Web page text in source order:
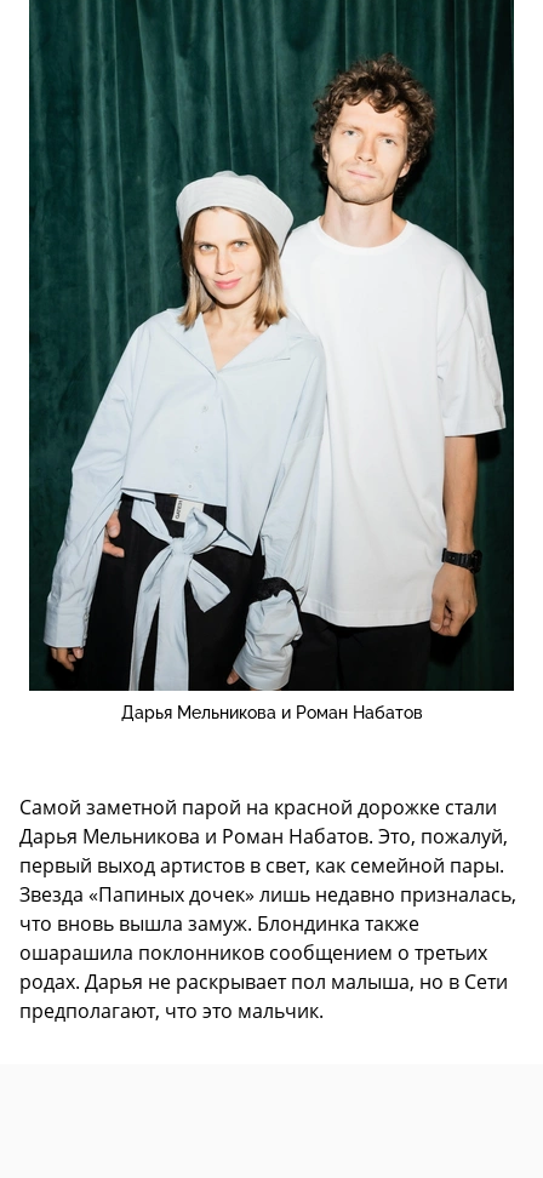
Дарья Мельникова и Роман Набатов
Самой заметной парой на красной дорожке стали
Дарья Мельникова и Роман Набатов. Это, пожалуй,
первый выход артистов в свет, как семейной пары.
Звезда «Папиных дочек» лишь недавно призналась,
что вновь вышла замуж. Блондинка также
ошарашила поклонников сообщением о третьих
родах. Дарья не раскрывает пол малыша, но в Сети
предполагают, что это мальчик.